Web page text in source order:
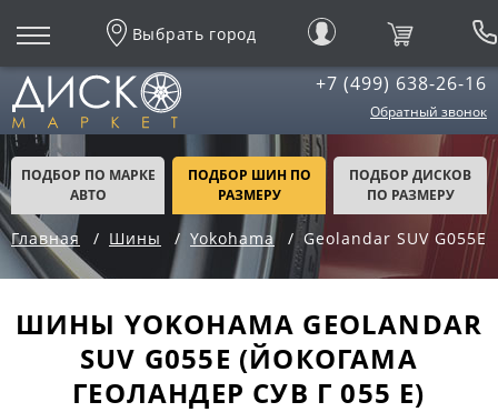
Выбрать город
+7 (499) 638-26-16
Обратный звонок
ПОДБОР ПО МАРКЕ
АВТО
ПОДБОР ШИН ПО
РАЗМЕРУ
ПОДБОР ДИСКОВ
ПО РАЗМЕРУ
Главная Шины Yokohama Geolandar SUV G055E
ШИНЫ YOKOHAMA GEOLANDAR
SUV G055E (ЙОКОГАМА
ГЕОЛАНДЕР СУВ Г 055 Е)